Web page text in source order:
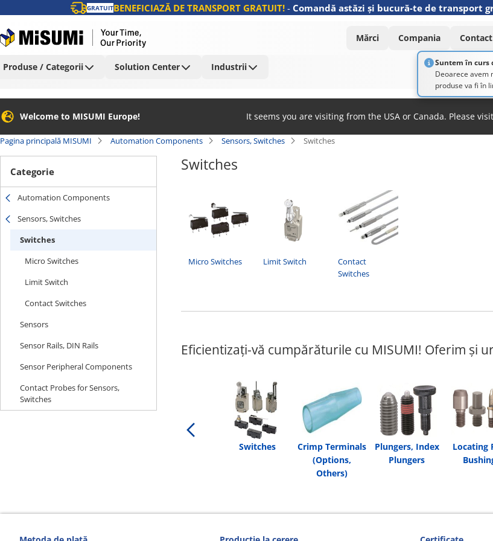
GRATUITBENEFICIAZĂ DE TRANSPORT GRATUIT!- Comandă astăzi și bucură-te de transport
Mărci Compania Contact
Suntem în curs
Deoarece avem
produse va fi în
Produse / Categorii Solution Center Industrii
Welcome to MISUMI Europe! It seems you are visiting from the USA or Canada. Please
Pagina principală MISUMI Automation Components Sensors, Switches Switches
Categorie
Automation Components
Sensors, Switches
Switches
Micro Switches
Limit Switch
Contact Switches
Sensors
Sensor Rails, DIN Rails
Sensor Peripheral Components
Contact Probes for Sensors,
Switches
Switches
Micro Switches Limit Switch
Contact
Switches
Eficientizați-vă cumpărăturile cu MISUMI! Oferim și
Switches
Crimp Terminals
(Options,
Others)
Plungers, Index
Plungers
Locating